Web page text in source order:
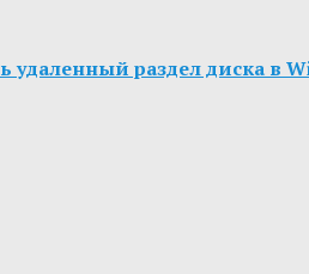
удаленный раздел диска в